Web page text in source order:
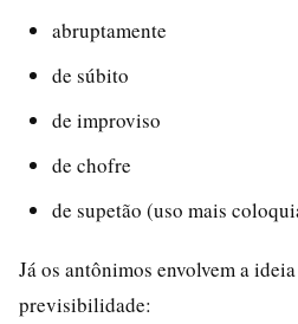
abruptamente
de súbito
de improviso
de chofre
de supetão (uso mais
Já os antônimos envolvem a
previsibilidade: